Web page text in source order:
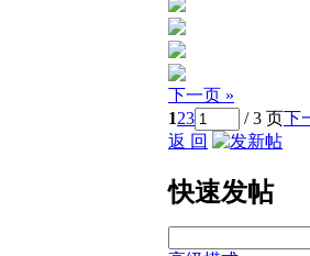
下一页 »
123 / 3 页下
返 回
快速发帖